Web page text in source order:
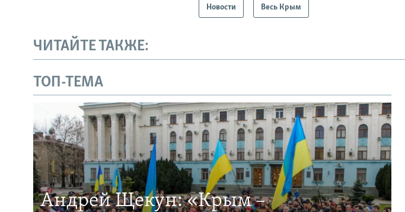
Новости Весь Крым
ЧИТАЙТЕ ТАКЖЕ:
ТОП-ТЕМА
Андрей Щекун: «Крым –